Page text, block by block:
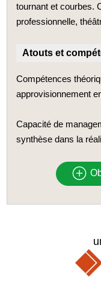
tournant et courbes.
professionnelle,
Atouts et
Compétences
approvisionnement
Capacité de
synthèse dans la